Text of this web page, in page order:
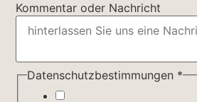
Kommentar oder Nachricht
Datenschutzbestimmungen *